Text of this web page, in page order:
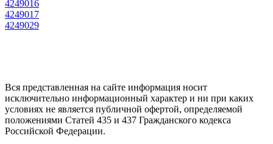
4249016
4249017
4249029
Вся представленная на сайте информация носит
исключительно информационный характер и ни при каких
условиях не является публичной офертой, определяемой
положениями Статей 435 и 437 Гражданского кодекса
Российской Федерации.